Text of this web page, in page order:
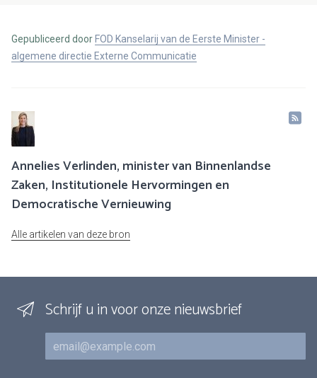
Gepubliceerd door FOD Kanselarij van de Eerste Minister -
algemene directie Externe Communicatie
Annelies Verlinden, minister van Binnenlandse
Zaken, Institutionele Hervormingen en
Democratische Vernieuwing
Alle artikelen van deze bron
Schrijf u in voor onze nieuwsbrief
E-mail